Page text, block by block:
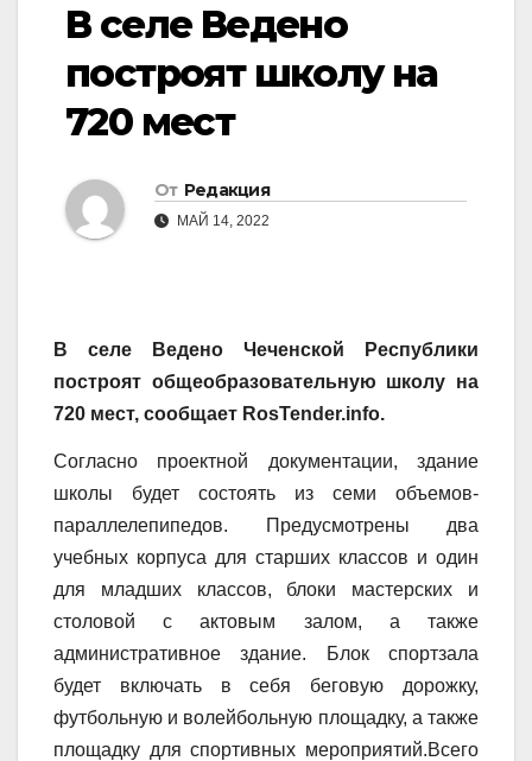
В селе Ведено
построят школу на
720 мест
От Редакция
МАЙ 14, 2022
В селе Ведено Чеченской Республики
построят общеобразовательную школу на
720 мест, сообщает RosTender.info.
Согласно проектной документации, здание
школы будет состоять из семи объемов-
параллелепипедов. Предусмотрены два
учебных корпуса для старших классов и один
для младших классов, блоки мастерских и
столовой с актовым залом, а также
административное здание. Блок спортзала
будет включать в себя беговую дорожку,
футбольную и волейбольную площадку, а также
площадку для спортивных мероприятий.Всего